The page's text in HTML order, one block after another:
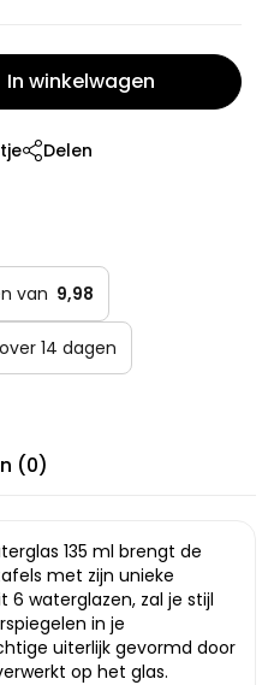
In winkelwagen
Delen
van 9,98
14 dagen
(0)
135 ml brengt de
met zijn unieke
6 waterglazen, zal je stijl
in je
uiterlijk gevormd door
op het glas.